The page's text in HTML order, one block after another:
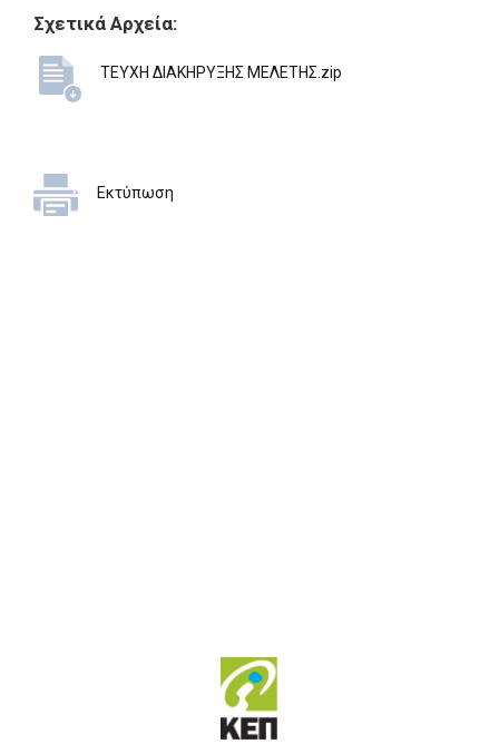
Σχετικά Αρχεία:
ΤΕΥΧΗ ΔΙΑΚΗΡΥΞΗΣ ΜΕΛΕΤΗΣ.zip
Εκτύπωση